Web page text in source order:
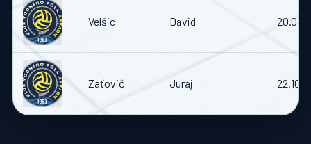
Velšic David
Zaťovič Juraj